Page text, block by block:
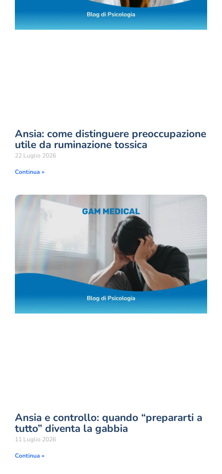
Ansia: come distinguere preoccupazione
utile da ruminazione tossica
22 Luglio 2026
Continua »
Ansia e controllo: quando “prepararti a
tutto” diventa la gabbia
11 Luglio 2026
Continua »